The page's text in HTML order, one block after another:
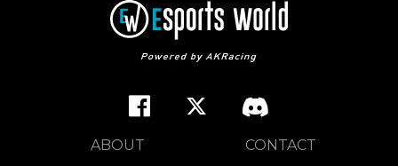
ABOUT CONTACT